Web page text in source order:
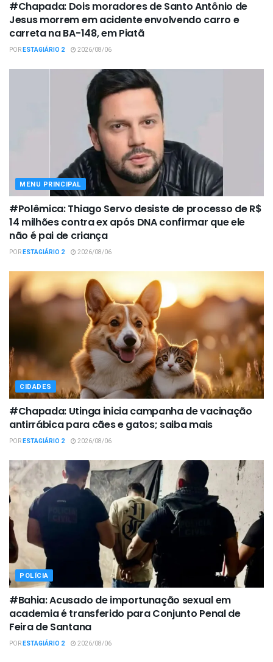
#Chapada: Dois moradores de Santo Antônio de
Jesus morrem em acidente envolvendo carro e
carreta na BA-148, em Piatã
PORESTAGIÁRIO 2 2026/08/06
MENU PRINCIPAL
#Polêmica: Thiago Servo desiste de processo de R$
14 milhões contra ex após DNA confirmar que ele
não é pai de criança
PORESTAGIÁRIO 2 2026/08/06
CIDADES
#Chapada: Utinga inicia campanha de vacinação
antirrábica para cães e gatos; saiba mais
PORESTAGIÁRIO 2 2026/08/06
POLÍCIA
#Bahia: Acusado de importunação sexual em
academia é transferido para Conjunto Penal de
Feira de Santana
PORESTAGIÁRIO 2 2026/08/06